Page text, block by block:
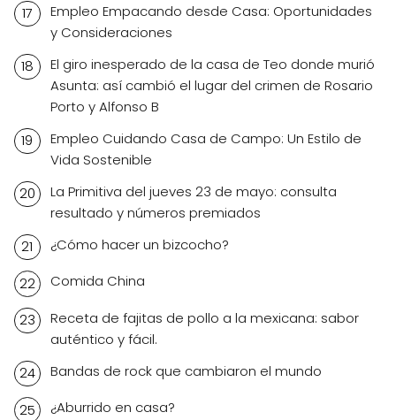
Empleo Empacando desde Casa: Oportunidades
y Consideraciones
El giro inesperado de la casa de Teo donde murió
Asunta: así cambió el lugar del crimen de Rosario
Porto y Alfonso B
Empleo Cuidando Casa de Campo: Un Estilo de
Vida Sostenible
La Primitiva del jueves 23 de mayo: consulta
resultado y números premiados
¿Cómo hacer un bizcocho?
Comida China
Receta de fajitas de pollo a la mexicana: sabor
auténtico y fácil.
Bandas de rock que cambiaron el mundo
¿Aburrido en casa?